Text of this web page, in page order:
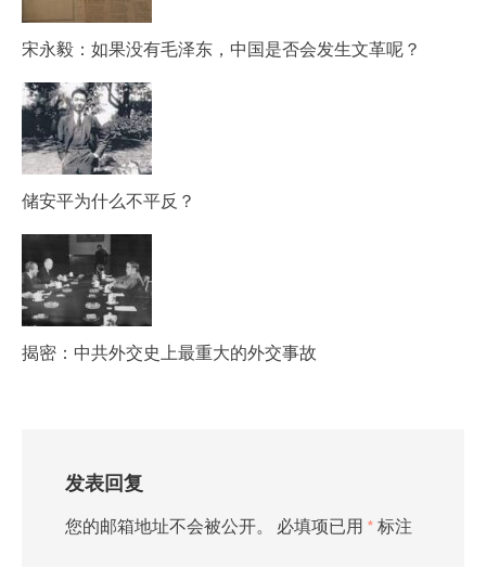
宋永毅：如果没有毛泽东，中国是否会发生文革呢？
储安平为什么不平反？
揭密：中共外交史上最重大的外交事故
发表回复
您的邮箱地址不会被公开。 必填项已用 * 标注